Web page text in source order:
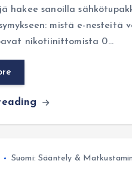
hakee sanoilla
mistä e-
nikotiinittomista 0…
Suomi: Sääntely &